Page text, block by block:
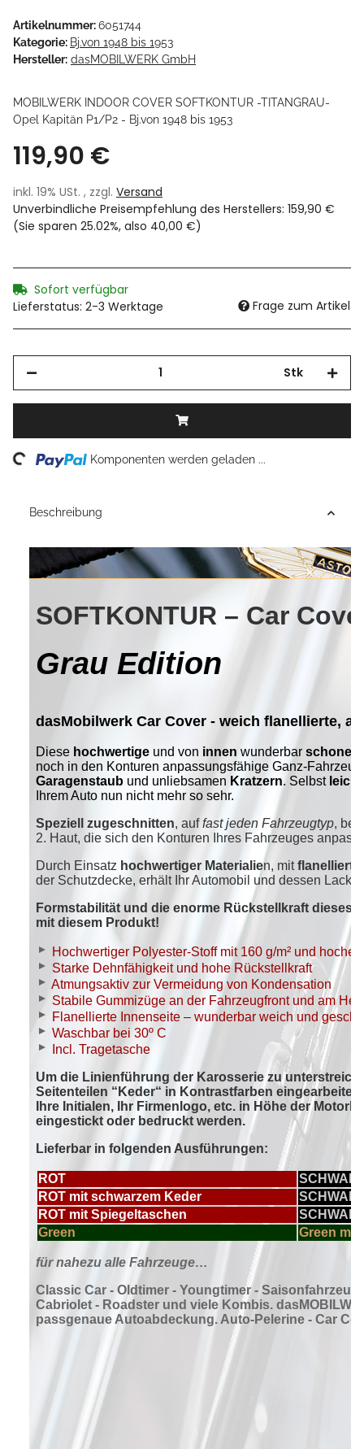
Artikelnummer:6051744
Kategorie: Bj.von 1948 bis 1953
Hersteller: dasMOBILWERK GmbH
MOBILWERK INDOOR COVER SOFTKONTUR -TITANGRAU-
Opel Kapitän P1/P2 - Bj.von 1948 bis 1953
119,90 €
inkl. 19% USt. , zzgl. Versand
Unverbindliche Preisempfehlung des Herstellers: 159,90 €
(Sie sparen 25.02%, also 40,00 €)
Sofort verfügbar
Lieferstatus: 2-3 Werktage
Frage zum Artikel
Stk
Loading... Komponenten werden geladen ...
Beschreibung